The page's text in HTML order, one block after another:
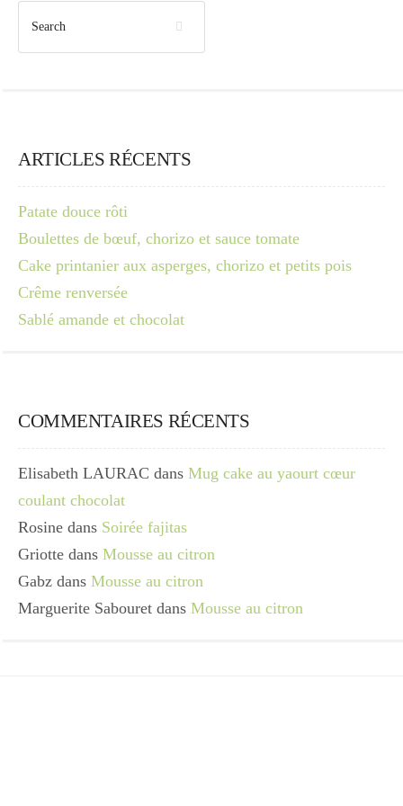
ARTICLES RÉCENTS
Patate douce rôti
Boulettes de bœuf, chorizo et sauce tomate
Cake printanier aux asperges, chorizo et petits pois
Crême renversée
Sablé amande et chocolat
COMMENTAIRES RÉCENTS
Elisabeth LAURAC dans Mug cake au yaourt cœur
coulant chocolat
Rosine dans Soirée fajitas
Griotte dans Mousse au citron
Gabz dans Mousse au citron
Marguerite Sabouret dans Mousse au citron